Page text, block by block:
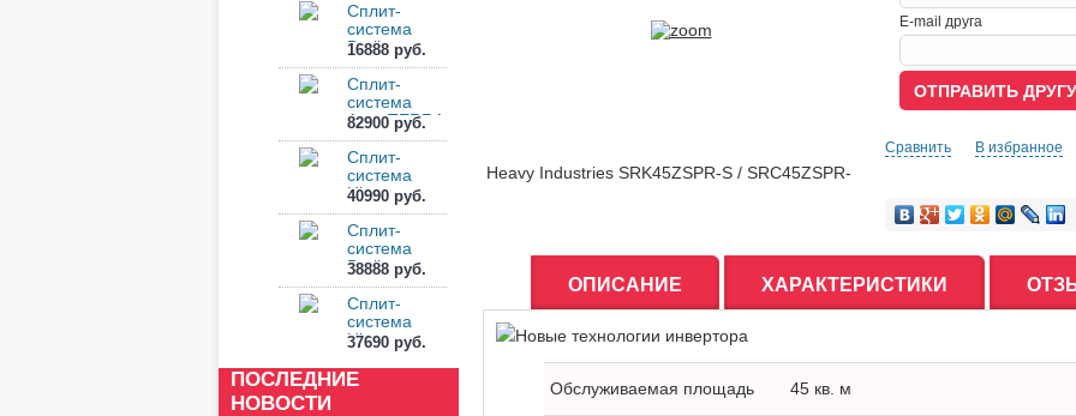
Сплит-
система
Berlingtoun
BR-
07MBST1
16888 руб.
Сплит-
система
Aero TERRA
ARN-II-
36IHA4...
82900 руб.
Сплит-
система
Hisense
EXPERT
PRO 2.0 E...
40990 руб.
Сплит-
система
Berlingtoun
BR-18CST1
38888 руб.
Сплит-
система
Hisense
EXPERT
PRO 2.0 E...
37690 руб.
ПОСЛЕДНИЕ
НОВОСТИ
E-mail друга
Сравнить В избранное
ОПИСАНИЕ ХАРАКТЕРИСТИКИ
Обслуживаемая площадь 45 кв. м